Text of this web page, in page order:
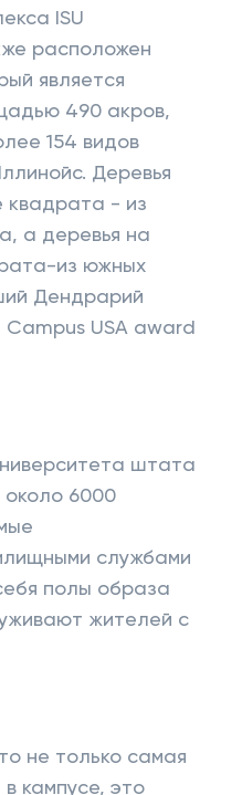
ISU
расположен
является
490 акров,
154 видов
Деревья
квадрата - из
а деревья на
из южных
Дендрарий
USA award
штата
6000
службами
полы образа
жителей с
не только самая
кампусе, это